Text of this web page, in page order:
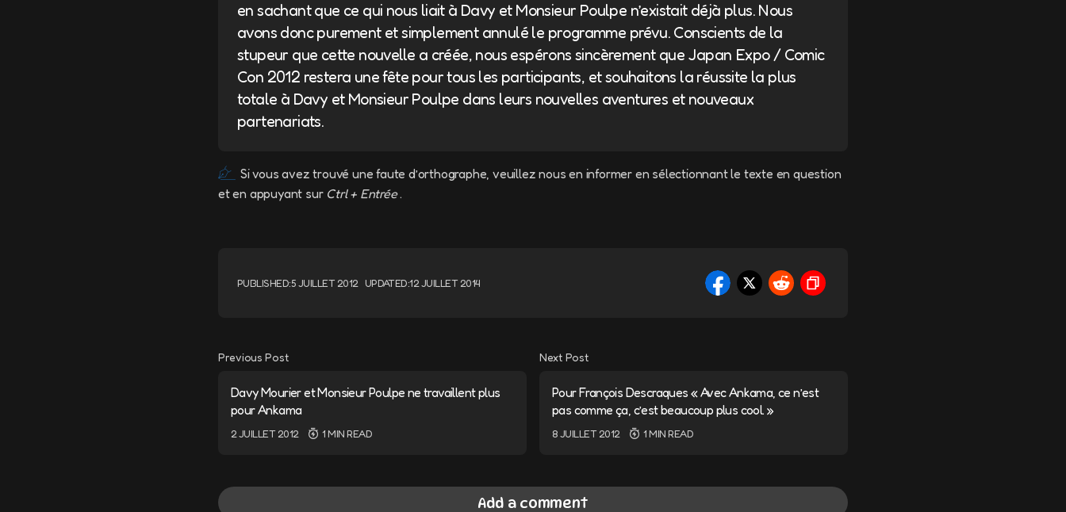
en sachant que ce qui nous liait à Davy et Monsieur Poulpe n’existait déjà plus. Nous
avons donc purement et simplement annulé le programme prévu. Conscients de la
stupeur que cette nouvelle a créée, nous espérons sincèrement que Japan Expo / Comic
Con 2012 restera une fête pour tous les participants, et souhaitons la réussite la plus
totale à Davy et Monsieur Poulpe dans leurs nouvelles aventures et nouveaux
partenariats.
Si vous avez trouvé une faute d’orthographe, veuillez nous en informer en sélectionnant le texte en question
et en appuyant sur Ctrl + Entrée.
PUBLISHED:5 JUILLET 2012 UPDATED:12 JUILLET 2014
Previous Post
Davy Mourier et Monsieur Poulpe ne travaillent plus
pour Ankama
2 JUILLET 2012 1 MIN READ
Next Post
Pour François Descraques « Avec Ankama, ce n’est
pas comme ça, c’est beaucoup plus cool. »
8 JUILLET 2012 1 MIN READ
Add a comment